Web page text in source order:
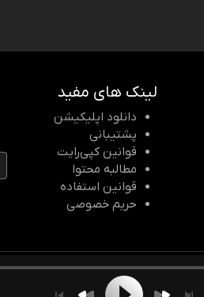
لینک های مفید
دانلود اپلیکیشن
پشتیبانی
قوانین کپی‌رایت
مطالبه محتوا
قوانین استفاده
حریم خصوصی